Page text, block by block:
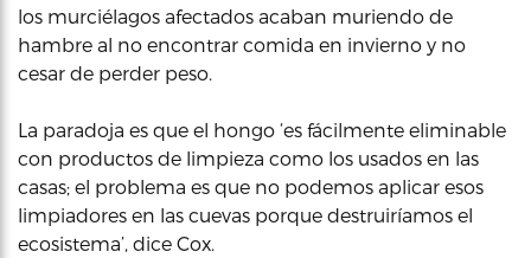
los murciélagos afectados acaban muriendo de
hambre al no encontrar comida en invierno y no
cesar de perder peso.
La paradoja es que el hongo ‘es fácilmente eliminable
con productos de limpieza como los usados en las
casas; el problema es que no podemos aplicar esos
limpiadores en las cuevas porque destruiríamos el
ecosistema’, dice Cox.